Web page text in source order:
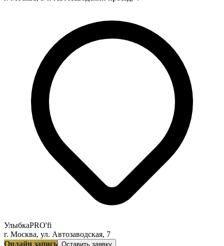
УлыбкаPRO'fi
г. Москва, ул. Автозаводская, 7
Онлайн запись Оставить заявку